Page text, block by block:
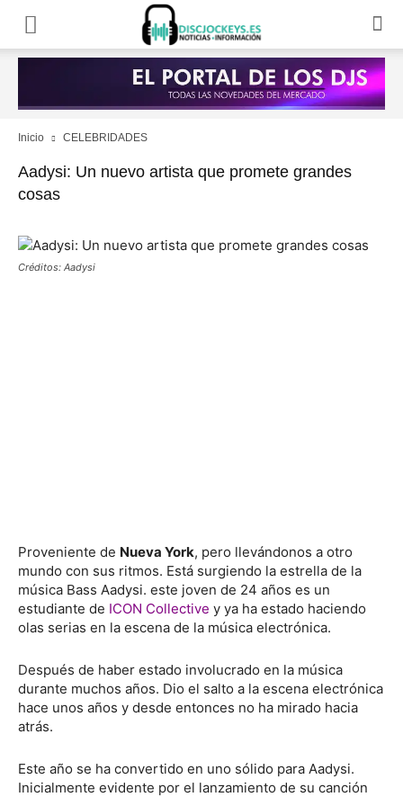
Inicio CELEBRIDADES
Aadysi: Un nuevo artista que promete grandes
cosas
Créditos: Aadysi
Proveniente de Nueva York, pero llevándonos a otro
mundo con sus ritmos. Está surgiendo la estrella de la
música Bass Aadysi. este joven de 24 años es un
estudiante de ICON Collective y ya ha estado haciendo
olas serias en la escena de la música electrónica.
Después de haber estado involucrado en la música
durante muchos años. Dio el salto a la escena electrónica
hace unos años y desde entonces no ha mirado hacia
atrás.
Este año se ha convertido en uno sólido para Aadysi.
Inicialmente evidente por el lanzamiento de su canción